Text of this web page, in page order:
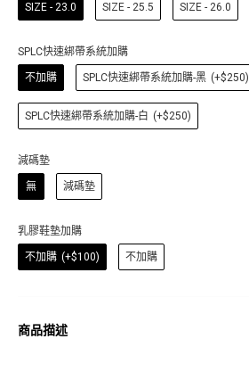
SIZE - 23.0 SIZE - 25.5 SIZE - 26.0
SPLC快速綁帶系統加購
不加購 SPLC快速綁帶系統加購-黑 (+$250)
SPLC快速綁帶系統加購-白 (+$250)
減碼墊
無 減碼墊
乳膠鞋墊加購
不加購 (+$100) 不加購
商品描述